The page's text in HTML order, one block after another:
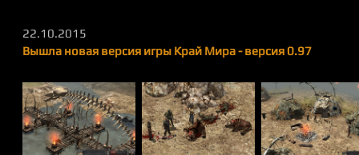
22.10.2015
Вышла новая версия игры Край Мира - версия 0.97